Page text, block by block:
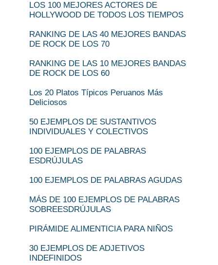
LOS 100 MEJORES ACTORES DE
HOLLYWOOD DE TODOS LOS TIEMPOS
RANKING DE LAS 40 MEJORES BANDAS
DE ROCK DE LOS 70
RANKING DE LAS 10 MEJORES BANDAS
DE ROCK DE LOS 60
Los 20 Platos Típicos Peruanos Más
Deliciosos
50 EJEMPLOS DE SUSTANTIVOS
INDIVIDUALES Y COLECTIVOS
100 EJEMPLOS DE PALABRAS
ESDRÚJULAS
100 EJEMPLOS DE PALABRAS AGUDAS
MÁS DE 100 EJEMPLOS DE PALABRAS
SOBREESDRÚJULAS
PIRÁMIDE ALIMENTICIA PARA NIÑOS
30 EJEMPLOS DE ADJETIVOS
INDEFINIDOS